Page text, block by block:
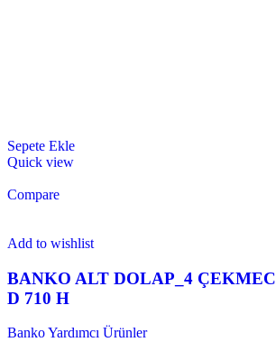
Sepete Ekle
Quick view
Compare
Add to wishlist
BANKO ALT DOLAP_4
D 710 H
Banko Yardımcı Ürünler